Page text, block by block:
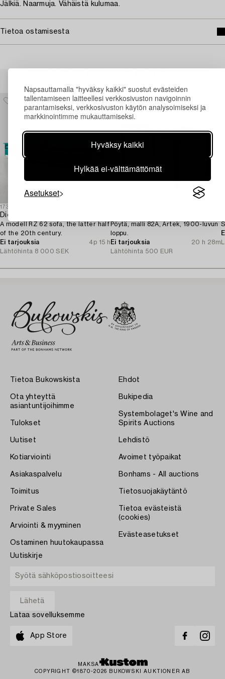
Napsauttamalla "hyväksy kaikki" suostut evästeiden
tallentamiseen laitteellesi verkkosivuston navigoinnin
parantamiseksi, verkkosivuston käytön analysoimiseksi ja
markkinointimme mukauttamiseksi.
Hyväksy kaikki
Hylkää ei-välttämättömät
Asetukset
Jälkiä. Naarmuja. Vähäistä kulumaa.
Tietoa ostamisesta
1731279
Dieter Rams
A modell RZ 62 sofa, the latter half
of the 20th century.
Ei tarjouksia
4p 15 h
Lähtöhinta 8 000 SEK
Pöytä, malli 82A, Artek, 1900-luvun
loppu.
Ei tarjouksia
20 h 28m
Lähtöhinta 500 EUR
Tietoa Bukowskista
Ota yhteyttä
asiantuntijoihimme
Tulokset
Uutiset
Kotiarviointi
Asiakaspalvelu
Toimitus
Private Sales
Arviointi & myyminen
Ostaminen huutokaupassa
Ehdot
Bukipedia
Systembolaget's Wine and
Spirits Auctions
Lehdistö
Avoimet työpaikat
Bonhams - All auctions
Tietosuojakäytäntö
Tietoa evästeistä
(cookies)
Evästeasetukset
Uutiskirje
Lataa sovelluksemme
App Store
MAKSA
COPYRIGHT ©1870-2026 BUKOWSKI AUKTIONER AB